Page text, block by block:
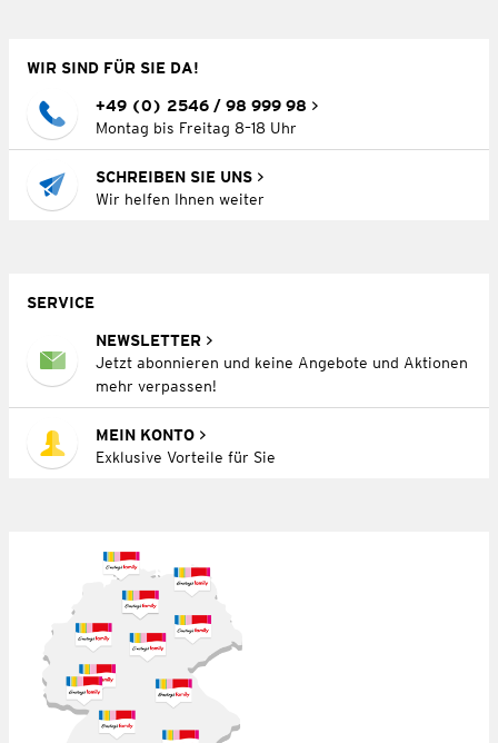
WIR SIND FÜR SIE DA!
+49 (0) 2546 / 98 999 98
Montag bis Freitag 8–18 Uhr
SCHREIBEN SIE UNS
Wir helfen Ihnen weiter
SERVICE
NEWSLETTER
Jetzt abonnieren und keine Angebote und Aktionen
mehr verpassen!
MEIN KONTO
Exklusive Vorteile für Sie